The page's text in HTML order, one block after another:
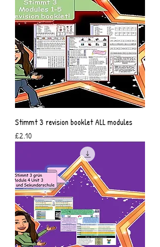
Stimmt 3 revision booklet ALL modules
Price
£2.10